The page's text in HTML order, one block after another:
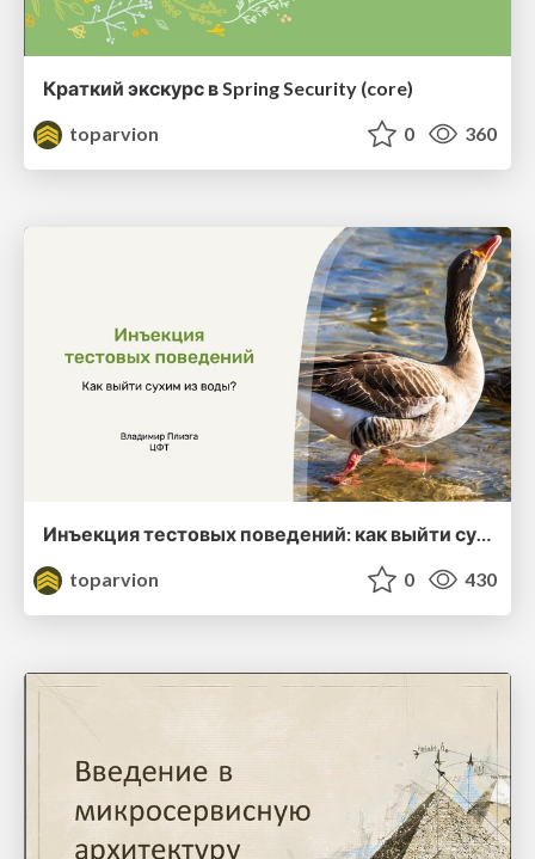
Краткий экскурс в Spring Security (core)
toparvion
0 360
toparvion
0 430